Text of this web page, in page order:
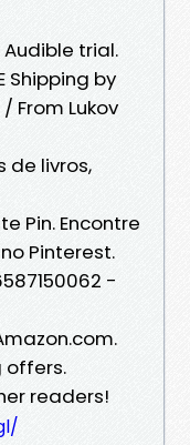
trial.
Shipping by
From Lukov
de livros,
Pin. Encontre
Pinterest.
-
offers.
readers!